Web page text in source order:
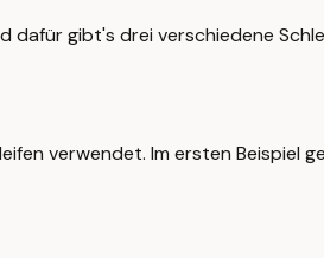
gibt's drei verschiedene
verwendet. Im ersten Beispiel